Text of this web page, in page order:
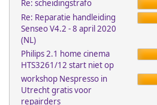
Re: scheidingstrafo
Re: Reparatie handleiding
Senseo V4.2 - 8 april 2020
(NL)
Philips 2.1 home cinema
HTS3261/12 start niet op
workshop Nespresso in
Utrecht gratis voor
repairders